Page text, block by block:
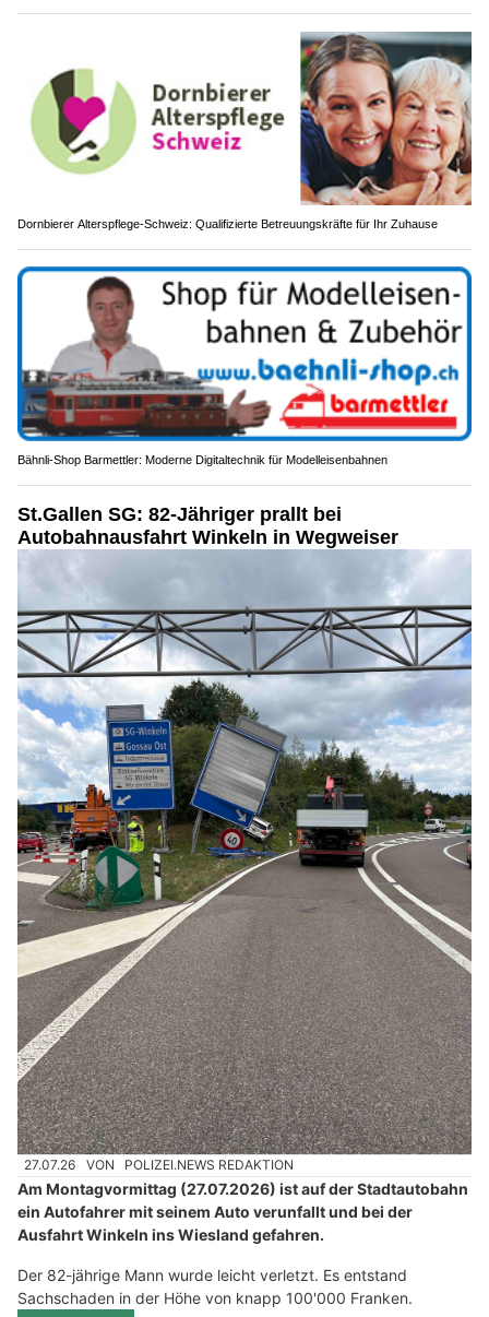
Dornbierer Alterspflege-Schweiz: Qualifizierte Betreuungskräfte für Ihr Zuhause
Bähnli-Shop Barmettler: Moderne Digitaltechnik für Modelleisenbahnen
St.Gallen SG: 82-Jähriger prallt bei
Autobahnausfahrt Winkeln in Wegweiser
27.07.26 VON POLIZEI.NEWS REDAKTION
Am Montagvormittag (27.07.2026) ist auf der Stadtautobahn
ein Autofahrer mit seinem Auto verunfallt und bei der
Ausfahrt Winkeln ins Wiesland gefahren.
Der 82-jährige Mann wurde leicht verletzt. Es entstand
Sachschaden in der Höhe von knapp 100'000 Franken.